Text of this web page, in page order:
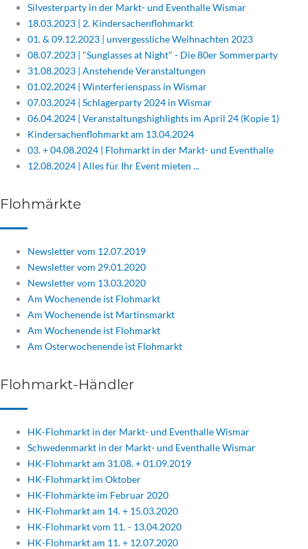
Silvesterparty in der Markt- und Eventhalle Wismar
18.03.2023 | 2. Kindersachenflohmarkt
01. & 09.12.2023 | unvergessliche Weihnachten 2023
08.07.2023 | "Sunglasses at Night" - Die 80er Sommerparty
31.08.2023 | Anstehende Veranstaltungen
01.02.2024 | Winterferienspass in Wismar
07.03.2024 | Schlagerparty 2024 in Wismar
06.04.2024 | Veranstaltungshighlights im April 24 (Kopie 1)
Kindersachenflohmarkt am 13.04.2024
03. + 04.08.2024 | Flohmarkt in der Markt- und Eventhalle
12.08.2024 | Alles für Ihr Event mieten ...
Flohmärkte
Newsletter vom 12.07.2019
Newsletter vom 29.01.2020
Newsletter vom 13.03.2020
Am Wochenende ist Flohmarkt
Am Wochenende ist Martinsmarkt
Am Wochenende ist Flohmarkt
Am Osterwochenende ist Flohmarkt
Flohmarkt-Händler
HK-Flohmarkt in der Markt- und Eventhalle Wismar
Schwedenmarkt in der Markt- und Eventhalle Wismar
HK-Flohmarkt am 31.08. + 01.09.2019
HK-Flohmarkt im Oktober
HK-Flohmärkte im Februar 2020
HK-Flohmarkt am 14. + 15.03.2020
HK-Flohmarkt vom 11. - 13.04.2020
HK-Flohmarkt am 11. + 12.07.2020